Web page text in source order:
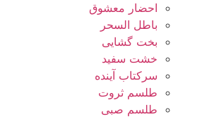
احضار معشوق
باطل السحر
بخت گشایی
خشت سفید
سرکتاب آینده
طلسم ثروت
طلسم صبی